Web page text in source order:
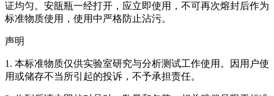
证均匀。安瓿瓶一经打开，应立即使用，不可再次熔封后作为
标准物质使用，使用中严格防止沾污。
声明
1. 本标准物质仅供实验室研究与分析测试工作使用。因用户使
用或储存不当所引起的投诉，不予承担责任。